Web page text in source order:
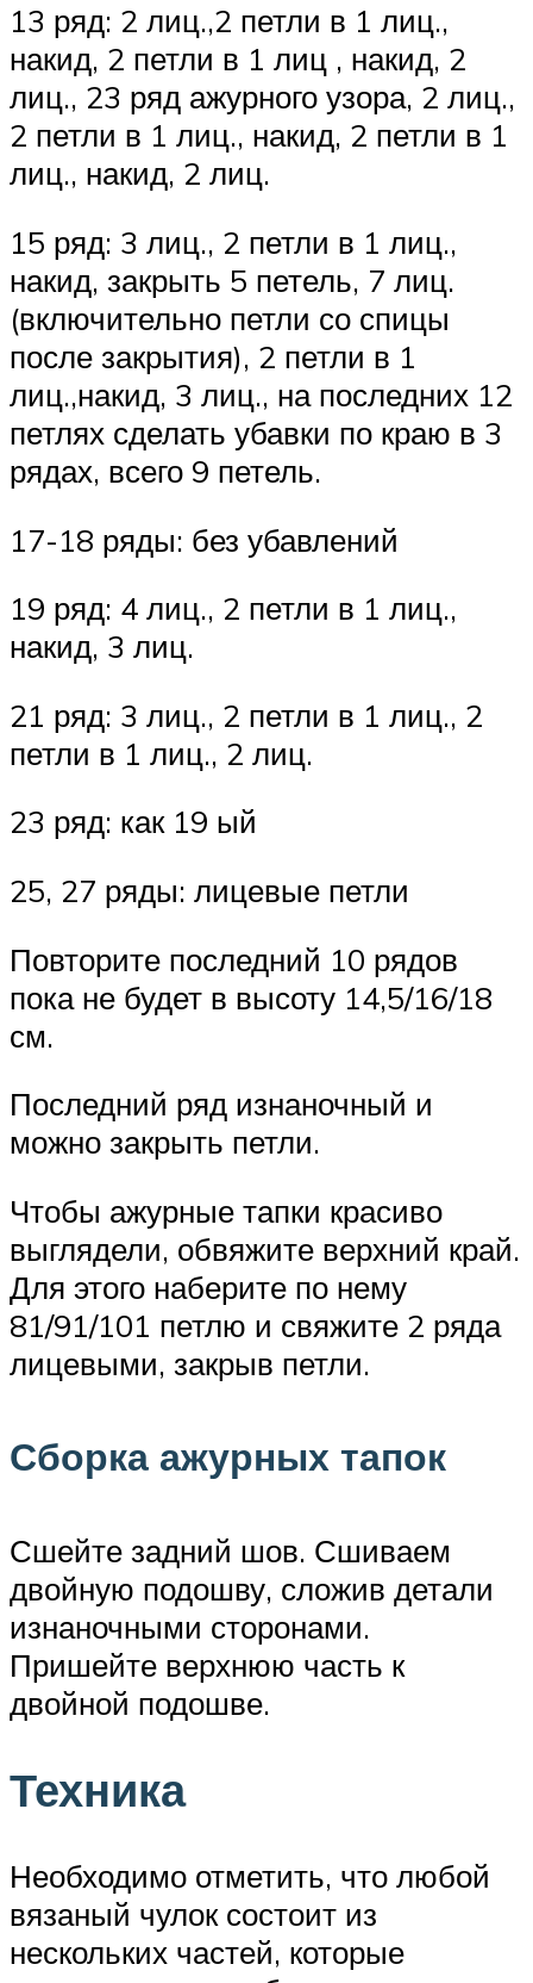
13 ряд: 2 лиц.,2 петли в 1 лиц.,
накид, 2 петли в 1 лиц , накид, 2
лиц., 23 ряд ажурного узора, 2 лиц.,
2 петли в 1 лиц., накид, 2 петли в 1
лиц., накид, 2 лиц.
15 ряд: 3 лиц., 2 петли в 1 лиц.,
накид, закрыть 5 петель, 7 лиц.
(включительно петли со спицы
после закрытия), 2 петли в 1
лиц.,накид, 3 лиц., на последних 12
петлях сделать убавки по краю в 3
рядах, всего 9 петель.
17-18 ряды: без убавлений
19 ряд: 4 лиц., 2 петли в 1 лиц.,
накид, 3 лиц.
21 ряд: 3 лиц., 2 петли в 1 лиц., 2
петли в 1 лиц., 2 лиц.
23 ряд: как 19 ый
25, 27 ряды: лицевые петли
Повторите последний 10 рядов
пока не будет в высоту 14,5/16/18
см.
Последний ряд изнаночный и
можно закрыть петли.
Чтобы ажурные тапки красиво
выглядели, обвяжите верхний край.
Для этого наберите по нему
81/91/101 петлю и свяжите 2 ряда
лицевыми, закрыв петли.
Сборка ажурных тапок
Сшейте задний шов. Сшиваем
двойную подошву, сложив детали
изнаночными сторонами.
Пришейте верхнюю часть к
двойной подошве.
Техника
Необходимо отметить, что любой
вязаный чулок состоит из
нескольких частей, которые